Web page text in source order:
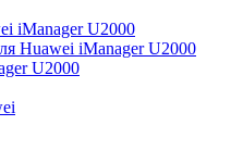
iManager U2000
Huawei iManager U2000
U2000